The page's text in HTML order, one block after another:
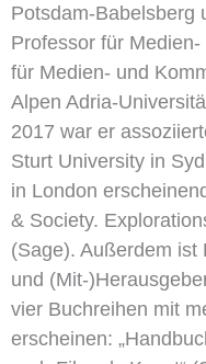
Potsdam-Babelsberg
Professor für
für Medien- und
Alpen Adria-
2017 war er
Sturt University in
in London
& Society.
(Sage). Außerdem ist
und (Mit-
vier Buchreihen mit
erscheinen: